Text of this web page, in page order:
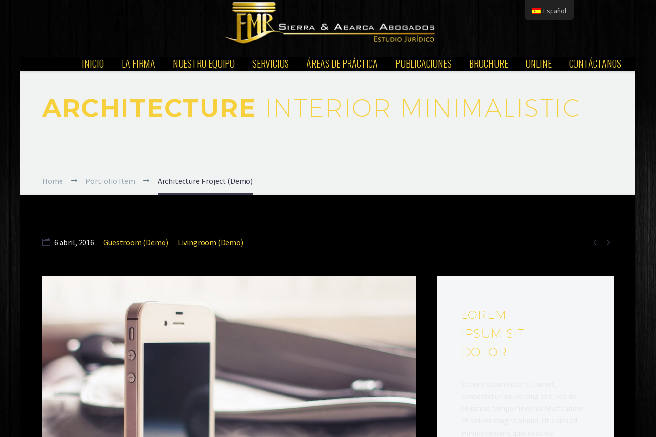
INICIO LA FIRMA NUESTRO EQUIPO SERVICIOS ÁREAS DE PRÁCTICA PUBLICACIONES BROCHURE ONLINE CONTÁCTANOS
ARCHITECTURE INTERIOR MINIMALISTIC
Home Portfolio Item Architecture Project (Demo)
 
6 abril, 2016 Guestroom (Demo) Livingroom (Demo)
LOREM
IPSUM SIT
DOLOR
Español